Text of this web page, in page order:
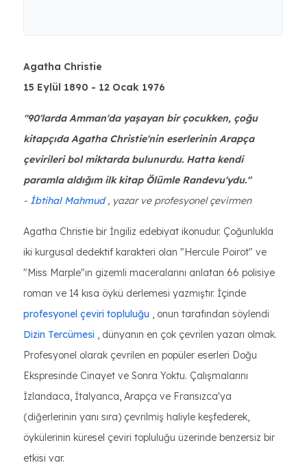
Agatha Christie
15 Eylül 1890 - 12 Ocak 1976
"90'larda Amman'da yaşayan bir çocukken, çoğu
kitapçıda Agatha Christie'nin eserlerinin Arapça
çevirileri bol miktarda bulunurdu. Hatta kendi
paramla aldığım ilk kitap Ölümle Randevu'ydu."
- İbtihal Mahmud, yazar ve profesyonel çevirmen
Agatha Christie bir İngiliz edebiyat ikonudur. Çoğunlukla
iki kurgusal dedektif karakteri olan "Hercule Poirot" ve
"Miss Marple"ın gizemli maceralarını anlatan 66 polisiye
roman ve 14 kısa öykü derlemesi yazmıştır. İçinde
profesyonel çeviri topluluğu , onun tarafından söylendi
Dizin Tercümesi , dünyanın en çok çevrilen yazarı olmak.
Profesyonel olarak çevrilen en popüler eserleri Doğu
Ekspresinde Cinayet ve Sonra Yoktu. Çalışmalarını
İzlandaca, İtalyanca, Arapça ve Fransızca'ya
(diğerlerinin yanı sıra) çevrilmiş haliyle keşfederek,
öykülerinin küresel çeviri topluluğu üzerinde benzersiz bir
etkisi var.